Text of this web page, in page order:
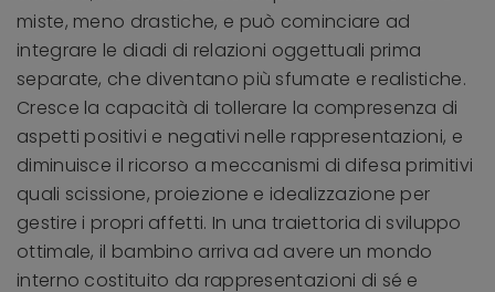
miste, meno drastiche, e può cominciare ad
integrare le diadi di relazioni oggettuali prima
separate, che diventano più sfumate e realistiche.
Cresce la capacità di tollerare la compresenza di
aspetti positivi e negativi nelle rappresentazioni, e
diminuisce il ricorso a meccanismi di difesa primitivi
quali scissione, proiezione e idealizzazione per
gestire i propri affetti. In una traiettoria di sviluppo
ottimale, il bambino arriva ad avere un mondo
interno costituito da rappresentazioni di sé e